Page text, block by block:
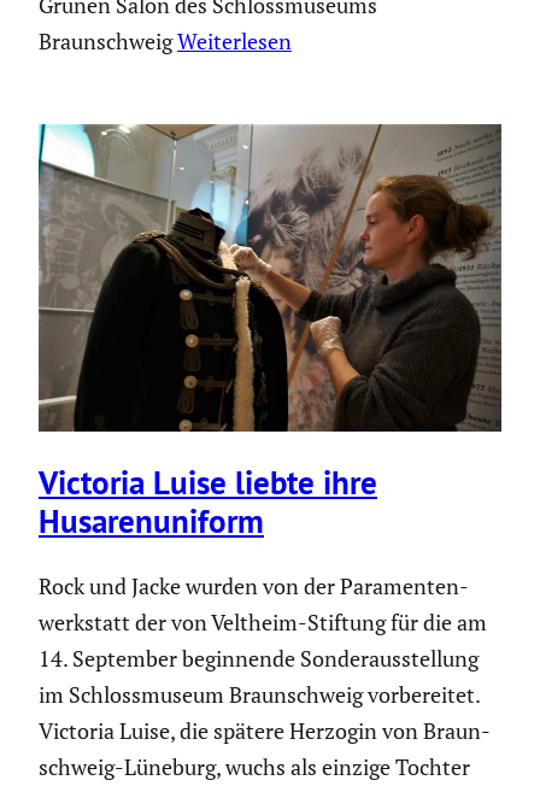
BraunschweigWeiterlesen
Victoria Luise liebte ihre
Husaren­uni­form
Rock und Jacke wurden von der Paramen­ten­
werk­statt der von Veltheim-Stiftung für die am
14. September begin­nende Sonder­aus­stel­lung
im Schloss­mu­seum Braun­schweig vorbe­reitet.
Victoria Luise, die spätere Herzogin von Braun­
schweig-Lüneburg, wuchs als einzige Tochter